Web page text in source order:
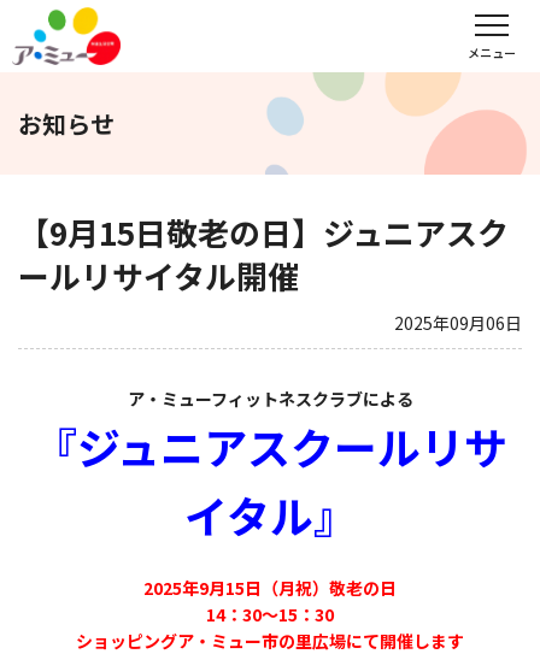
メニュー
フロアガイド レンタル会議室予約
サンキュー
福野タウンホテル
WEBチラシ アクセス 営業時間・定休日
会社概要 求人情報 お問い合わせ
お知らせ
【9月15日敬老の日】ジュニアスク
ールリサイタル開催
2025年09月06日
ア・ミューフィットネスクラブによる
『ジュニアスクールリサ
イタル』
2025年9月15日（月祝）敬老の日
14：30～15：30
ショッピングア・ミュー市の里広場にて開催します